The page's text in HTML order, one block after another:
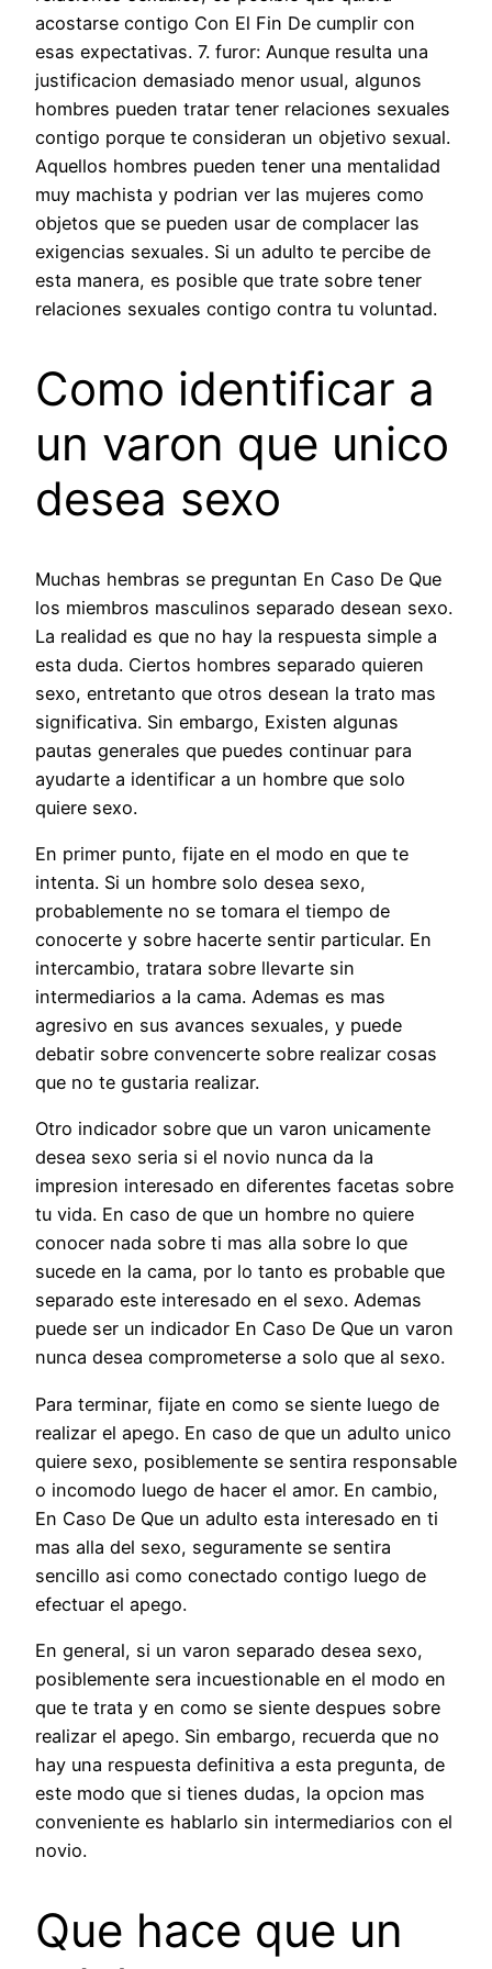
acostarse contigo Con El Fin De cumplir con
esas expectativas. 7. furor: Aunque resulta una
justificacion demasiado menor usual, algunos
hombres pueden tratar tener relaciones sexuales
contigo porque te consideran un objetivo sexual.
Aquellos hombres pueden tener una mentalidad
muy machista y podri­an ver las mujeres como
objetos que se pueden usar de complacer las
exigencias sexuales. Si un adulto te percibe de
esta manera, es posible que trate sobre tener
relaciones sexuales contigo contra tu voluntad.
Como identificar a
un varon que unico
desea sexo
Muchas hembras se preguntan En Caso De Que
los miembros masculinos separado desean sexo.
La realidad es que no hay la respuesta simple a
esta duda. Ciertos hombres separado quieren
sexo, entretanto que otros desean la trato mas
significativa. Sin embargo, Existen algunas
pautas generales que puedes continuar para
ayudarte a identificar a un hombre que solo
quiere sexo.
En primer punto, fijate en el modo en que te
intenta. Si un hombre solo desea sexo,
probablemente no se tomara el tiempo de
conocerte y sobre hacerte sentir particular. En
intercambio, tratara sobre llevarte sin
intermediarios a la cama. Ademas es mas
agresivo en sus avances sexuales, y puede
debatir sobre convencerte sobre realizar cosas
que no te gustaria realizar.
Otro indicador sobre que un varon unicamente
desea sexo seri­a si el novio nunca da la
impresion interesado en diferentes facetas sobre
tu vida. En caso de que un hombre no quiere
conocer nada sobre ti mas alla sobre lo que
sucede en la cama, por lo tanto es probable que
separado este interesado en el sexo. Ademas
puede ser un indicador En Caso De Que un varon
nunca desea comprometerse a solo que al sexo.
Para terminar, fijate en como se siente luego de
realizar el apego. En caso de que un adulto unico
quiere sexo, posiblemente se sentira responsable
o incomodo luego de hacer el amor. En cambio,
En Caso De Que un adulto esta interesado en ti
mas alla del sexo, seguramente se sentira
sencillo asi­ como conectado contigo luego de
efectuar el apego.
En general, si un varon separado desea sexo,
posiblemente sera incuestionable en el modo en
que te trata y en como se siente despues sobre
realizar el apego. Sin embargo, recuerda que no
hay una respuesta definitiva a esta pregunta, de
este modo que si tienes dudas, la opcion mas
conveniente es hablarlo sin intermediarios con el
novio.
Que hace que un